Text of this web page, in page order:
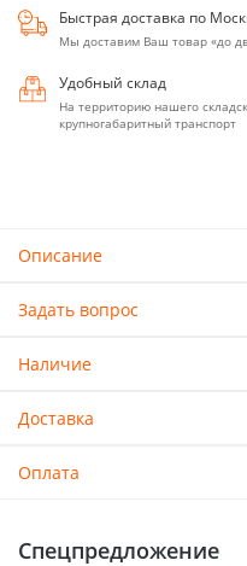
Быстрая доставка по
Мы доставим Ваш товар «до
Удобный склад
На территорию нашего
крупногабаритный транспорт
Описание
Задать вопрос
Наличие
Доставка
Оплата
Спецпредложение